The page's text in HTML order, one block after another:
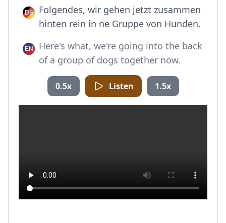
Folgendes, wir gehen jetzt zusammen
hinten rein in ne Gruppe von Hunden.
Here's what, we're going into the back
of a group of dogs together now.
0.5x Listen 1.5x